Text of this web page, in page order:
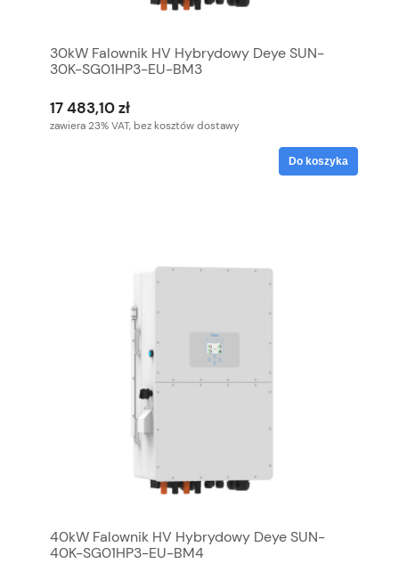
30kW Falownik HV Hybrydowy Deye SUN-
30K-SG01HP3-EU-BM3
17 483,10 zł
zawiera 23% VAT, bez kosztów dostawy
Do koszyka
40kW Falownik HV Hybrydowy Deye SUN-
40K-SG01HP3-EU-BM4